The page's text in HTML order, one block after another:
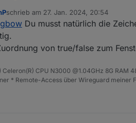
Danke klappt aber nicht, denn
so machen, wie du es
Jetzt ist true für zu, false für
schrieb am 27. Jan. 2024, 20:54
zuletzt editiert von
Du musst natürlich die
von true/false zum
Celeron(R) CPU N3000 @1.04GHz 8G
* Remote-Access über Wireguard meiner